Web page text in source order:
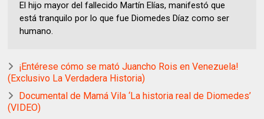
El hijo mayor del fallecido Martín Elías, manifestó que
está tranquilo por lo que fue Diomedes Díaz como ser
humano.
¡Entérese cómo se mató Juancho Rois en Venezuela!
(Exclusivo La Verdadera Historia)
Documental de Mamá Vila ‘La historia real de Diomedes’
(VIDEO)